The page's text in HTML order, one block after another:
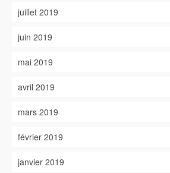
juillet 2019
juin 2019
mai 2019
avril 2019
mars 2019
février 2019
janvier 2019